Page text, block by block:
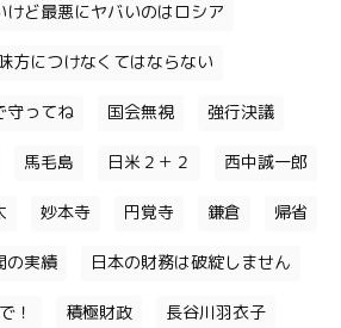
けど最悪にヤバいのはロシア
方につけなくてはならない
守ってね 国会無視 強行決議
馬毛島 日米２＋２ 西中誠一郎
妙本寺 円覚寺 鎌倉 帰省
の実績 日本の財務は破綻しません
！ 積極財政 長谷川羽衣子